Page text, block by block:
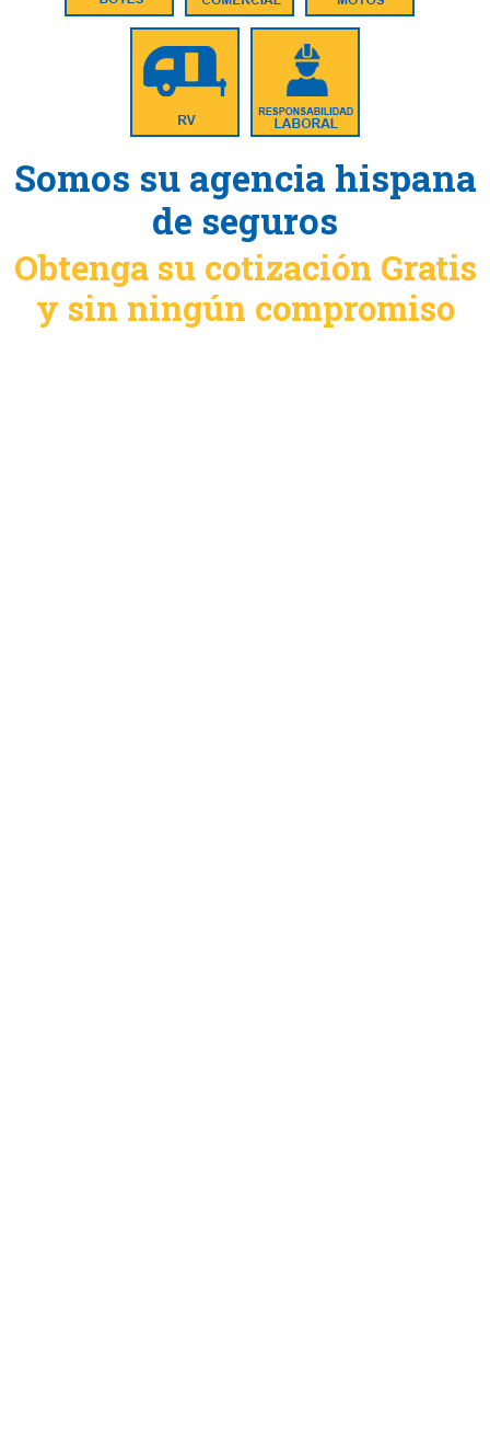
Somos su agencia hispana
de seguros
Obtenga su cotización Gratis
y sin ningún compromiso